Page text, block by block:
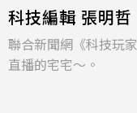
科技編輯 張明哲
聯合新聞網《科技玩
直播的宅宅～。